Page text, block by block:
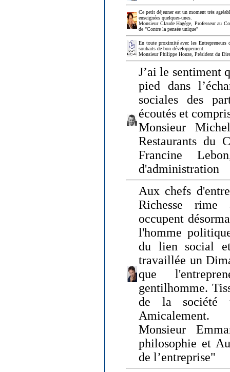
Ce petit déjeuner est un moment très
enseignées quelques-unes.
Monsieur Claude Hagège, Professeur au
de "Contre la pensée unique"
En toute proximité avec les
souhaits de bon développement.
Monsieur Philippe Houze, Président du
J’ai le sentiment
pied dans
sociales des
écoutés et
Monsieur
Restaurants du
Francine
d'administration
Aux chefs
Richesse rime
occupent
l'homme
du lien social
travaillée un
que
gentilhomme.
de la société
Amicalement.
Monsieur
philosophie et
de l’entreprise"